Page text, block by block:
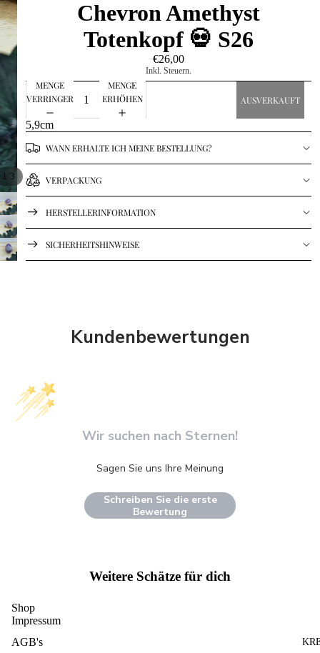
1 3
Chevron Amethyst
Totenkopf 💀 S26
€26,00
Inkl. Steuern.
MENGE
VERRINGERN
MENGE
ERHÖHEN
AUSVERKAUFT
5,9cm
WANN ERHALTE ICH MEINE BESTELLUNG?
VERPACKUNG
HERSTELLERINFORMATION
SICHERHEITSHINWEISE
Kundenbewertungen
Wir suchen nach Sternen!
Sagen Sie uns Ihre Meinung
Schreiben Sie die erste
Bewertung
Weitere Schätze für dich
Shop
Impressum
AGB's